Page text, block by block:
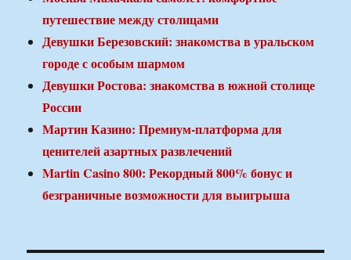
путешествие между столицами
Девушки Березовский: знакомства в уральском
городе с особым шармом
Девушки Ростова: знакомства в южной столице
России
Мартин Казино: Премиум-платформа для
ценителей азартных развлечений
Martin Casino 800: Рекордный 800% бонус и
безграничные возможности для выигрыша